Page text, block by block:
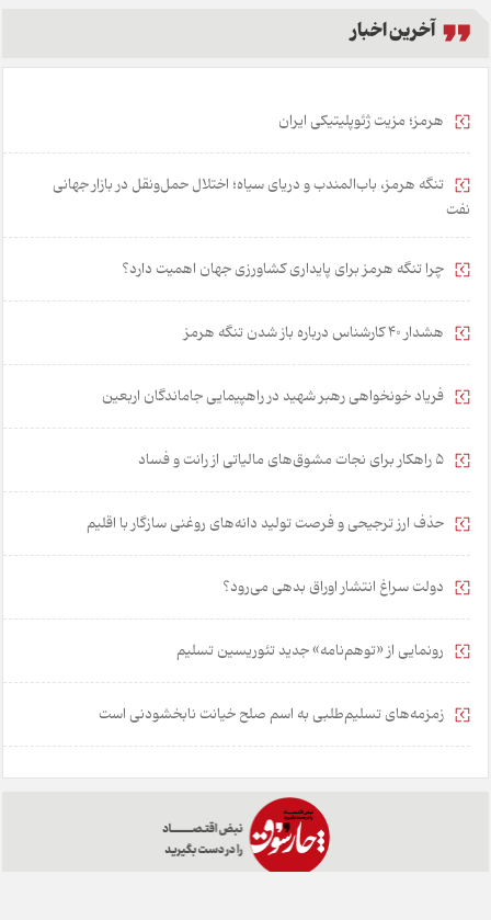
آخرین اخبار
هرمز؛ مزیت ژئوپلیتیکی ایران
تنگه هرمز، باب‌المندب و دریای سیاه؛ اختلال حمل‌ونقل در بازار جهانی
نفت
چرا تنگه هرمز برای پایداری کشاورزی جهان اهمیت دارد؟
هشدار 40 کارشناس درباره باز شدن تنگه هرمز
فریاد خونخواهی رهبر شهید در راهپیمایی جاماندگان اربعین
۵ راهکار برای نجات مشوق‌های مالیاتی از رانت و فساد
حذف ارز ترجیحی و فرصت تولید دانه‌های روغنی سازگار با اقلیم
دولت سراغ انتشار اوراق بدهی می‌رود؟
رونمایی از «توهم‌نامه» جدید تئور‌یسین تسلیم
زمزمه‌های تسلیم‌طلبی به اسم صلح خیانت نابخشودنی است